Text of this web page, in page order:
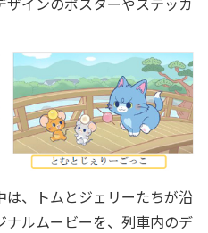
は、トムとジェリーたちが沿
ルムービーを、列車内のデ